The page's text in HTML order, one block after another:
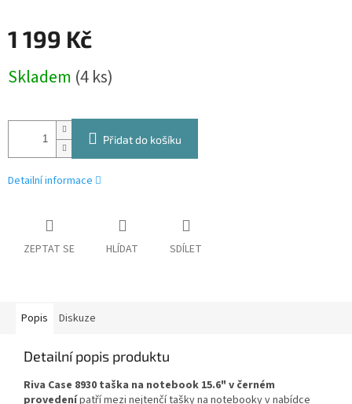
1 199 Kč
cena:
Skladem (4 ks)
Přidat do košíku
Detailní informace
ZEPTAT SE HLÍDAT SDÍLET
Popis Diskuze
Detailní popis produktu
Riva Case 8930 taška na notebook 15.6" v černém
provedenípatří mezi nejtenčí tašky na notebooky v nabídce